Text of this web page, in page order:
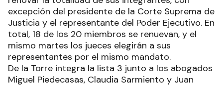
excepción del presidente de la Corte Suprema de
Justicia y el representante del Poder Ejecutivo. En
total, 18 de los 20 miembros se renuevan, y el
mismo martes los jueces elegirán a sus
representantes por el mismo mandato.
De la Torre integra la lista 3 junto a los abogados
Miguel Piedecasas, Claudia Sarmiento y Juan